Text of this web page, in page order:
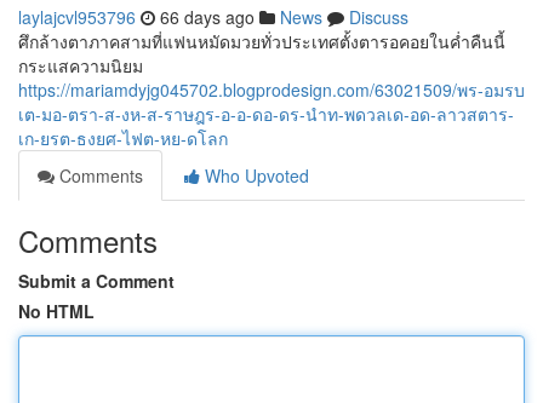
laylajcvl953796 66 days ago News
Discuss
ศึกล้างตาภาคสามที่แฟนหมัดมวยทั่วประเทศตั้งตารอคอยในค่ำคืนนี้
กระแสความนิยม
https://mariamdyjg045702.blogprodesign.com/63021509/พร-อมรบ
เต-มอ-ตรา-ส-งห-ส-ราษฎร-อ-อ-ดอ-ดร-นำท-พดวลเด-อด-ลาวสตาร-
เก-ยรต-ธงยศ-ไฟต-หย-ดโลก
Comments
Who Upvoted
Comments
Submit a Comment
No HTML